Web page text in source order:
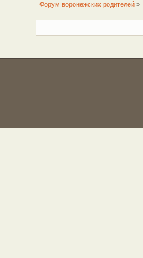
Форум воронежских родителей»